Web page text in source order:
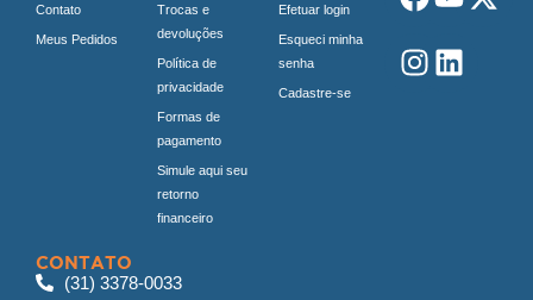
Contato
Meus Pedidos
Trocas e
devoluções
Política de
privacidade
Formas de
pagamento
Simule aqui seu
retorno
financeiro
Efetuar login
Esqueci minha
senha
Cadastre-se
CONTATO
(31) 3378-0033